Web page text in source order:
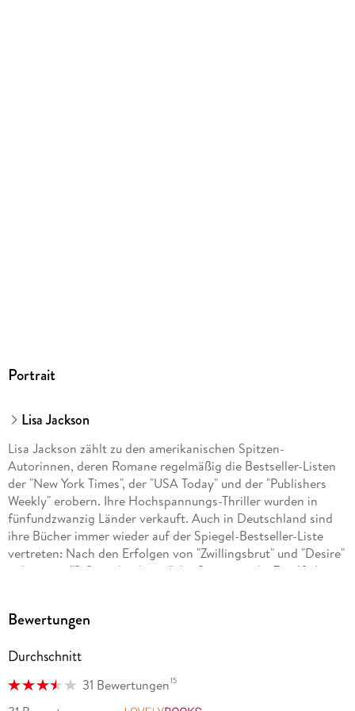
Portrait
Lisa Jackson
Lisa Jackson zählt zu den amerikanischen Spitzen-
Autorinnen, deren Romane regelmäßig die Bestseller-Listen
der "New York Times", der "USA Today" und der "Publishers
Weekly" erobern. Ihre Hochspannungs-Thriller wurden in
fünfundzwanzig Länder verkauft. Auch in Deutschland sind
ihre Bücher immer wieder auf der Spiegel-Bestseller-Liste
vertreten: Nach den Erfolgen von "Zwillingsbrut" und "Desire"
gelang mit "S-Spur der Angst" der Sprung in die Top 10. Lisa
Bewertungen
Durchschnitt
31 Bewertungen15